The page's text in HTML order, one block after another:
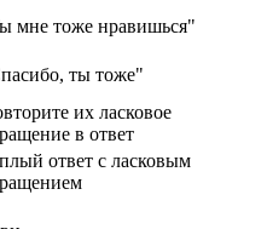
мне тоже нравишься"
ты тоже"
их ласковое
в ответ
ответ с ласковым